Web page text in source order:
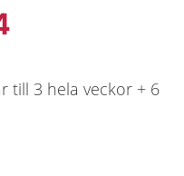
till 3 hela veckor + 6